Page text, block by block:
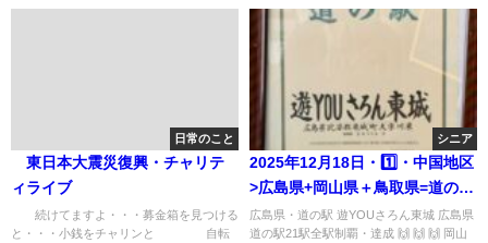
日常のこと
東日本大震災復興・チャリテ
ィライブ
続けてますよ・・・募金箱を見つける
と・・・小銭をチャリンと 自転
シニア
2025年12月18日・1️⃣・中国地区
>広島県+岡山県＋鳥取県=道の駅
スタンプラリー旅(15日目)
広島県・道の駅 遊YOUさろん東城 広島県
道の駅21駅全駅制覇・達成 🙌 🙌 🙌 岡山